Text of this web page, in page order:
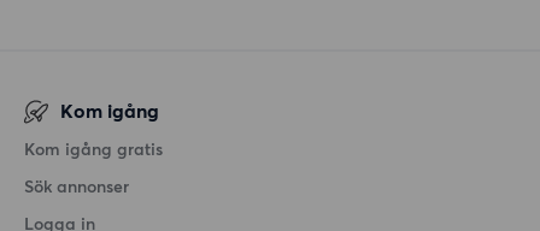
Kom igång
Kom igång gratis
Sök annonser
Logga in